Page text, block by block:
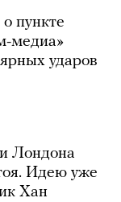
пункте
медиа»
ударов
Лондона
Идею уже
Хан